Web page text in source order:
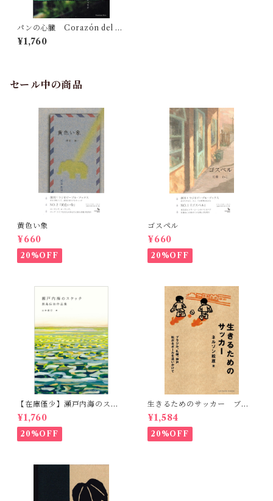
パンの心臓 Corazón del pa
n
¥1,760
セール中の商品
黄色い象
¥660
20%OFF
ゴスペル
¥660
20%OFF
【在庫僅少】瀬戸内海のスケ
ッチ 黒島伝治作品集
¥1,760
20%OFF
生きるためのサッカー ブラ
ジル、札幌、神戸 転がるボ
ールを追いかけて
¥1,584
20%OFF